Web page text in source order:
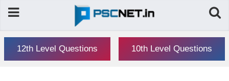
12th Level Questions 10th Level Questions